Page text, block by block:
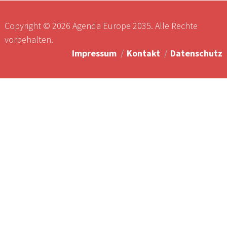
Copyright © 2026 Agenda Europe 2035. Alle Rechte
vorbehalten.
Impressum
Kontakt Datenschutz